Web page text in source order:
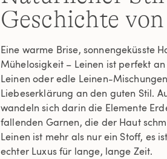
Geschichte
Eine warme Brise, sonnengeküsste
Mühelosigkeit – Leinen ist perfekt
Leinen oder edle Leinen-
Liebeserklärung an den guten Stil.
wandeln sich darin die Elemente
fallenden Garnen, die der Haut
Leinen ist mehr als nur ein Stoff, es
echter Luxus für lange, lange Zeit.